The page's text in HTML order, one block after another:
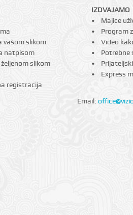
vašom slikom
natpisom
željenom slikom
registracija
IZDVAJAMO
Majice
Program
Video
Potrebne
Express
Email: